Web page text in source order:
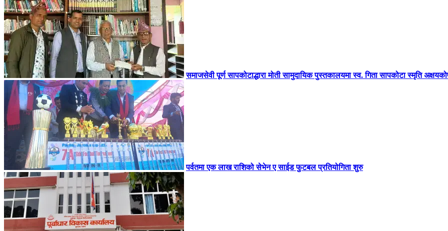
समाजसेवी पूर्ण सापकोटाद्धारा मोती सामुदायिक पुस्तकालयमा स्व. गिता सापकोटा स्मृति
पर्वतमा एक लाख राशिको सेभेन ए साईड फुटबल प्रतियोगिता शुरु